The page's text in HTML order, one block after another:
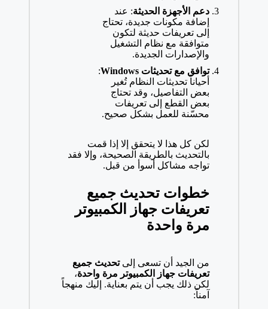
دعم الأجهزة الحديثة: عند
إضافة مكونات جديدة، تحتاج
إلى تعريفات حديثة لتكون
متوافقة مع نظام التشغيل
والإصدارات الجديدة.
توافق مع تحديثات Windows
:
أحياناً تحديثات النظام تُغير
بعض التفاصيل، وقد تحتاج
بعض القطع إلى تعريفات
محسّنة للعمل بشكل صحيح.
لكن كل هذا لا يتحقق إلا إذا قمت
بالتحديث بالطريقة الصحيحة، وإلا فقد
تواجه مشاكل أسوأ من قبل.
خطوات تحديث جميع
تعريفات جهاز الكمبيوتر
مرة واحدة
من الجيد أن تسعى إلىتحديث جميع
تعريفات جهاز الكمبيوتر مرة واحدة،
لكن ذلك يجب أن يتم بعناية. إليك منهجاً
آمناً: